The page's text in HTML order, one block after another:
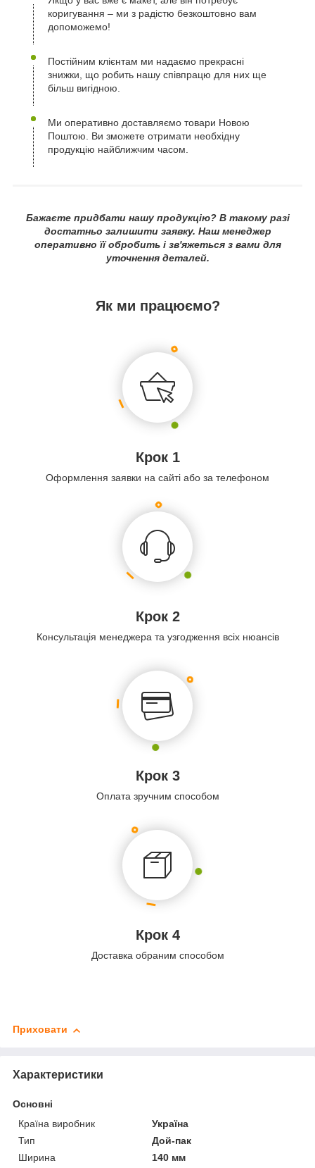
коригування – ми з радістю безкоштовно вам
допоможемо!
Постійним клієнтам ми надаємо прекрасні
знижки, що робить нашу співпрацю для них ще
більш вигідною.
Ми оперативно доставляємо товари Новою
Поштою. Ви зможете отримати необхідну
продукцію найближчим часом.
Бажаєте придбати нашу продукцію? В такому разі
достатньо залишити заявку. Наш менеджер
оперативно її обробить і зв'яжеться з вами для
уточнення деталей.
Як ми працюємо?
Крок 1
Оформлення заявки на сайті або за телефоном
Крок 2
Консультація менеджера та узгодження всіх нюансів
Крок 3
Оплата зручним способом
Крок 4
Доставка обраним способом
Приховати
Характеристики
Основні
Країна виробник
Україна
Тип
Дой-пак
Ширина
140 мм